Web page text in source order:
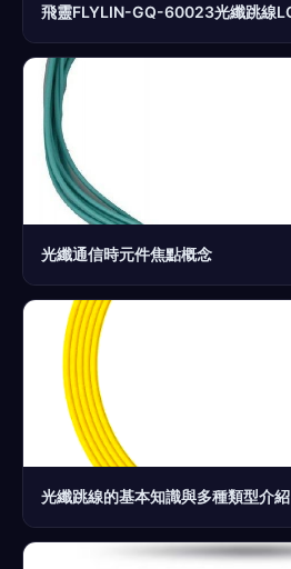
光纖通信時元件焦點概念
光纖跳線的基本知識與多種類型介紹